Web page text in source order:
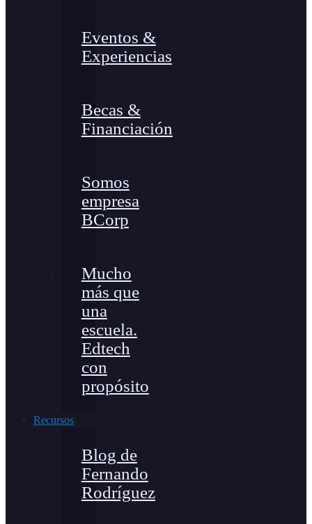
Eventos &
Experiencias
Becas &
Financiación
Somos
empresa
BCorp
Mucho
más que
una
escuela.
Edtech
con
propósito
Recursos
Blog de
Fernando
Rodríguez